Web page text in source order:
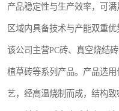
产品稳定性与生产效率，可
区域内具备技术与产能双重优
该公司主营PC砖、真空烧结
植草砖等系列产品。产品选
艺，经高温烧制而成，结构